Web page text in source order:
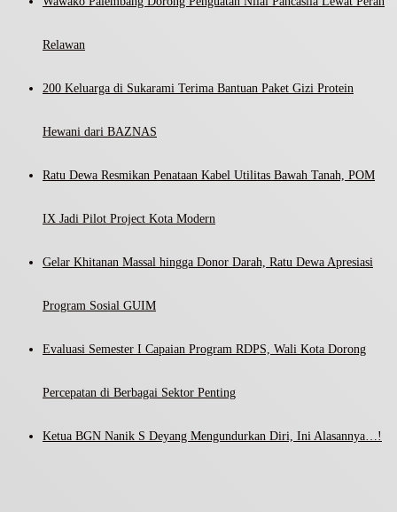
Relawan
200 Keluarga di Sukarami Terima Bantuan Paket Gizi Protein
Hewani dari BAZNAS
Ratu Dewa Resmikan Penataan Kabel Utilitas Bawah Tanah, POM
IX Jadi Pilot Project Kota Modern
Gelar Khitanan Massal hingga Donor Darah, Ratu Dewa Apresiasi
Program Sosial GUIM
Evaluasi Semester I Capaian Program RDPS, Wali Kota Dorong
Percepatan di Berbagai Sektor Penting
Ketua BGN Nanik S Deyang Mengundurkan Diri, Ini Alasannya…!